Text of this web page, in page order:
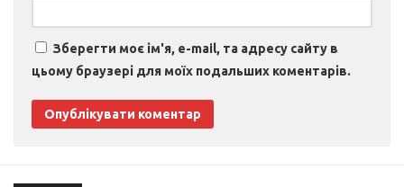
Зберегти моє ім'я, e-mail, та адресу сайту в
цьому браузері для моїх подальших коментарів.